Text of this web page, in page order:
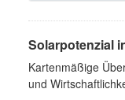
Solarpotenzial
Kartenmäßige
und